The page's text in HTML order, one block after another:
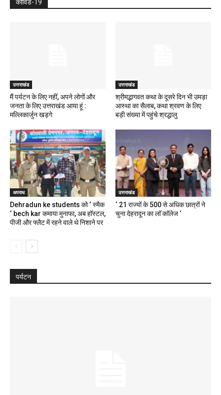
कोविड-19
उत्तराखंड
मैं पर्यटन के लिए नहीं, अपने लोगों और
जनता के लिए उत्तराखंड आया हूं :
मल्लिकार्जुन खड़गे
उत्तराखंड
श्रीमद्भागवत कथा के दूसरे दिन भी उमड़ा
आस्था का सैलाब, कथा श्रवण के लिए
बड़ी संख्या में पहुंचे श्रद्धालु
अपराध
Dehradun ke students को ‘ स्मैक
‘ bech kar कमाया मुनाफा, अब हॉस्टल,
पीजी और फ्लैट में रहने वाले थे निशाने पर
उत्तराखंड
‘ 21 राज्यों के 500 से अधिक छात्रों ने
चुना देहरादून का लाॅ काॅलेज ‘
पर्यटन